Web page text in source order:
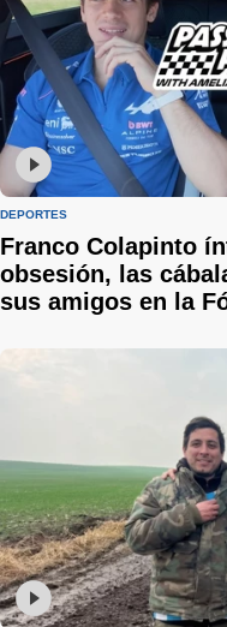
DEPORTES
Franco Colapinto
obsesión, las
sus amigos en la